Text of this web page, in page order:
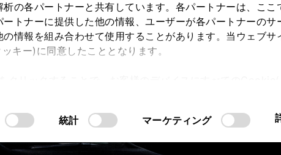
の各パートナーと共有しています。各パートナーは、ここ
トナーに提供した他の情報、ユーザーが各パートナーのサ
情報を組み合わせて使用することがあります。当ウェブサ
キー)に同意したこととなります。
統計 マーケティング
すると購入検討・オーナーライフが快適